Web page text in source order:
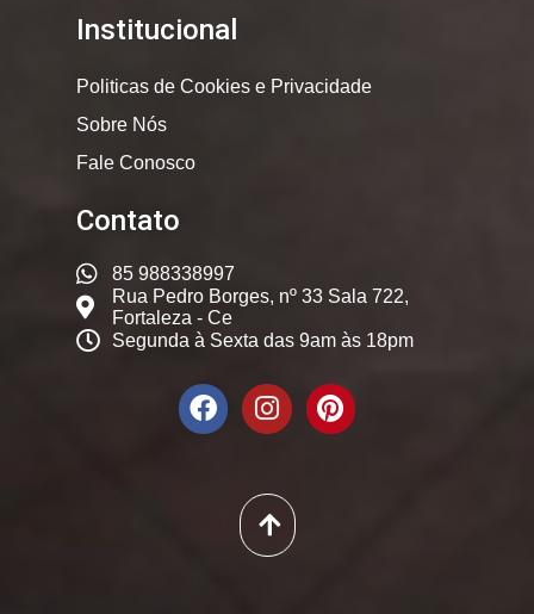
Institucional
Politicas de Cookies e Privacidade
Sobre Nós
Fale Conosco
Contato
85 988338997
Rua Pedro Borges, nº 33 Sala 722,
Fortaleza - Ce
Segunda à Sexta das 9am às 18pm